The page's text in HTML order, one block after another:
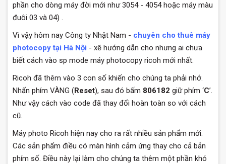
phần cho dòng máy đời mới như 3054 - 4054 hoặc máy màu
đuôi 03 và 04) .
Vì vậy hôm nay Công ty Nhật Nam - chuyên cho thuê máy
photocopy tại Hà Nội - xẽ hướng dẫn cho nhưng ai chưa
biết cách vào sp mode máy photocopy ricoh mới nhất.
Ricoh đã thêm vào 3 con số khiến cho chúng ta phải nhớ.
Nhấn phím VÀNG (Reset), sau đó bấm 806182 giữ phím ‘C’.
Như vậy cách vào code đã thay đổi hoàn toàn so với cách
cũ.
Máy photo Ricoh hiện nay cho ra rất nhiều sản phẩm mới.
Các sản phẩm điều có màn hình cảm ứng thay cho cả bản
phím số. Điều này lại làm cho chúng ta thêm một phần khó